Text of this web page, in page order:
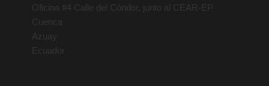
Oficina #4 Calle del Cóndor, junto al CEAR-EP
Cuenca
Azuay
Ecuador